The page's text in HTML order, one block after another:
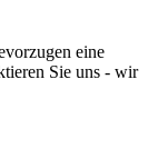
eine
Sie uns - wir